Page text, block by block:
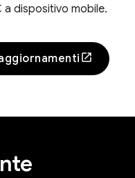
a dispositivo mobile.